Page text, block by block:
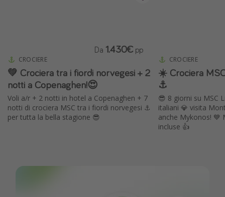
CROCIERE
💚 Crociera tra i fiordi norvegesi + 2
notti a Copenaghen!😍
Voli a/r + 2 notti in hotel a Copenaghen + 7
notti di crociera MSC tra i fiordi norvegesi ⚓️
per tutta la bella stagione 😎
Da 1.430€ pp
CROCIERE
☀️ Crociera MSC
⚓️
😎 8 giorni su MSC
italiani 💎 visita
anche Mykonos! 💙
incluse 👍